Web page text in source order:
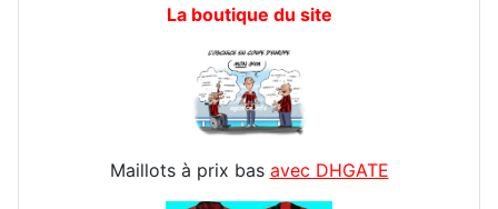
La boutique du site
Maillots à prix bas avec DHGATE